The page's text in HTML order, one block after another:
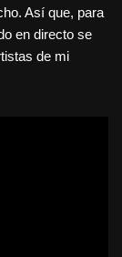
Así que, para
en directo se
de mi